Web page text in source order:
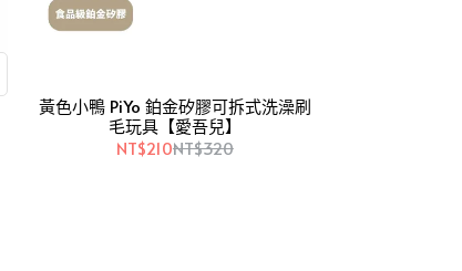
黃色小鴨 PiYo 鉑金矽膠可拆式洗澡刷
毛玩具【愛吾兒】
NT$210NT$320